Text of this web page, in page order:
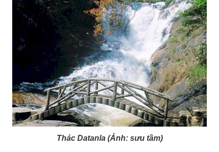
Thác Datanla (Ảnh: sưu tầm)